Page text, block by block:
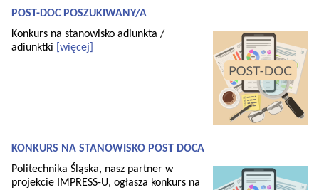
POST-DOC POSZUKIWANY/A
Konkurs na stanowisko adiunkta /
adiunktki
[więcej]
KONKURS NA STANOWISKO POST DOCA
Politechnika Śląska, nasz partner w
projekcie IMPRESS-U, ogłasza konkurs na